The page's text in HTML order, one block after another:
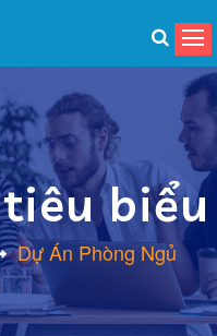
biểu
Dự Án Phòng Ngủ